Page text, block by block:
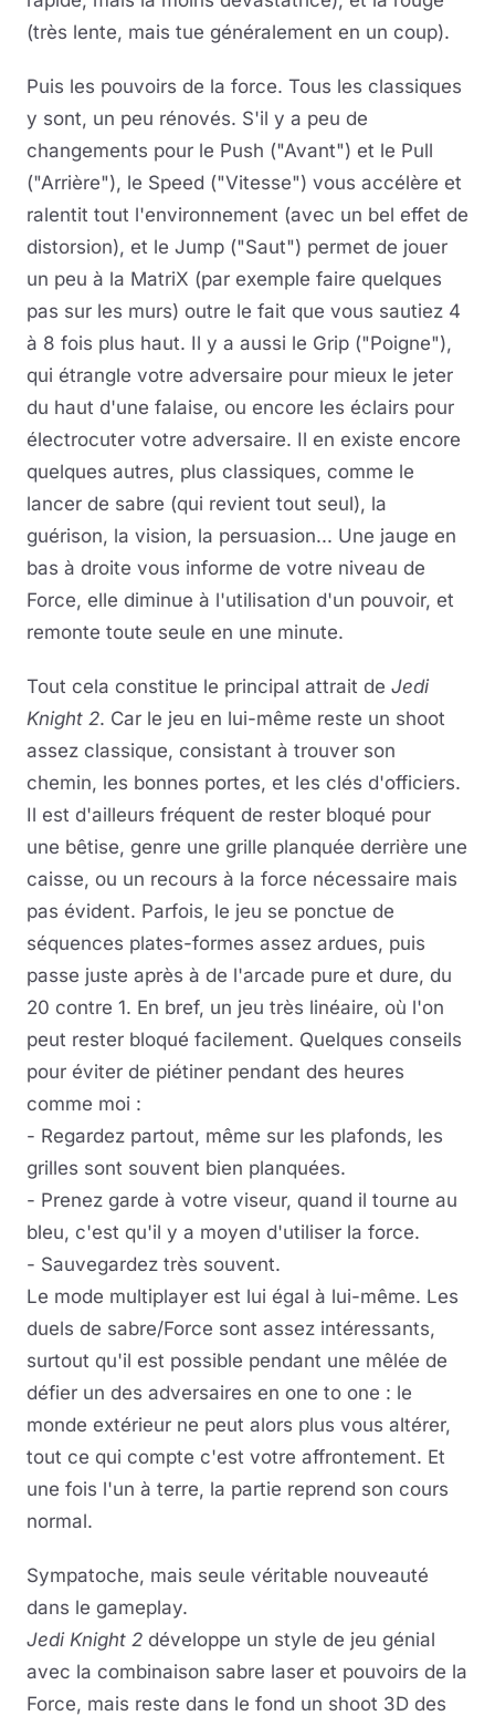
(très lente, mais tue généralement en un coup).
Puis les pouvoirs de la force. Tous les classiques
y sont, un peu rénovés. S'il y a peu de
changements pour le Push ("Avant") et le Pull
("Arrière"), le Speed ("Vitesse") vous accélère et
ralentit tout l'environnement (avec un bel effet de
distorsion), et le Jump ("Saut") permet de jouer
un peu à la MatriX (par exemple faire quelques
pas sur les murs) outre le fait que vous sautiez 4
à 8 fois plus haut. Il y a aussi le Grip ("Poigne"),
qui étrangle votre adversaire pour mieux le jeter
du haut d'une falaise, ou encore les éclairs pour
électrocuter votre adversaire. Il en existe encore
quelques autres, plus classiques, comme le
lancer de sabre (qui revient tout seul), la
guérison, la vision, la persuasion... Une jauge en
bas à droite vous informe de votre niveau de
Force, elle diminue à l'utilisation d'un pouvoir, et
remonte toute seule en une minute.
Tout cela constitue le principal attrait de Jedi
Knight 2. Car le jeu en lui-même reste un shoot
assez classique, consistant à trouver son
chemin, les bonnes portes, et les clés d'officiers.
Il est d'ailleurs fréquent de rester bloqué pour
une bêtise, genre une grille planquée derrière une
caisse, ou un recours à la force nécessaire mais
pas évident. Parfois, le jeu se ponctue de
séquences plates-formes assez ardues, puis
passe juste après à de l'arcade pure et dure, du
20 contre 1. En bref, un jeu très linéaire, où l'on
peut rester bloqué facilement. Quelques conseils
pour éviter de piétiner pendant des heures
comme moi :
- Regardez partout, même sur les plafonds, les
grilles sont souvent bien planquées.
- Prenez garde à votre viseur, quand il tourne au
bleu, c'est qu'il y a moyen d'utiliser la force.
- Sauvegardez très souvent.
Le mode multiplayer est lui égal à lui-même. Les
duels de sabre/Force sont assez intéressants,
surtout qu'il est possible pendant une mêlée de
défier un des adversaires en one to one : le
monde extérieur ne peut alors plus vous altérer,
tout ce qui compte c'est votre affrontement. Et
une fois l'un à terre, la partie reprend son cours
normal.
Sympatoche, mais seule véritable nouveauté
dans le gameplay.
Jedi Knight 2 développe un style de jeu génial
avec la combinaison sabre laser et pouvoirs de la
Force, mais reste dans le fond un shoot 3D des